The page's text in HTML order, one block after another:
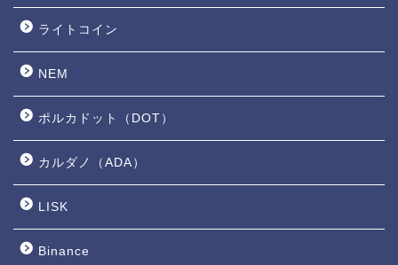
ライトコイン
NEM
ポルカドット（DOT）
カルダノ（ADA）
LISK
Binance